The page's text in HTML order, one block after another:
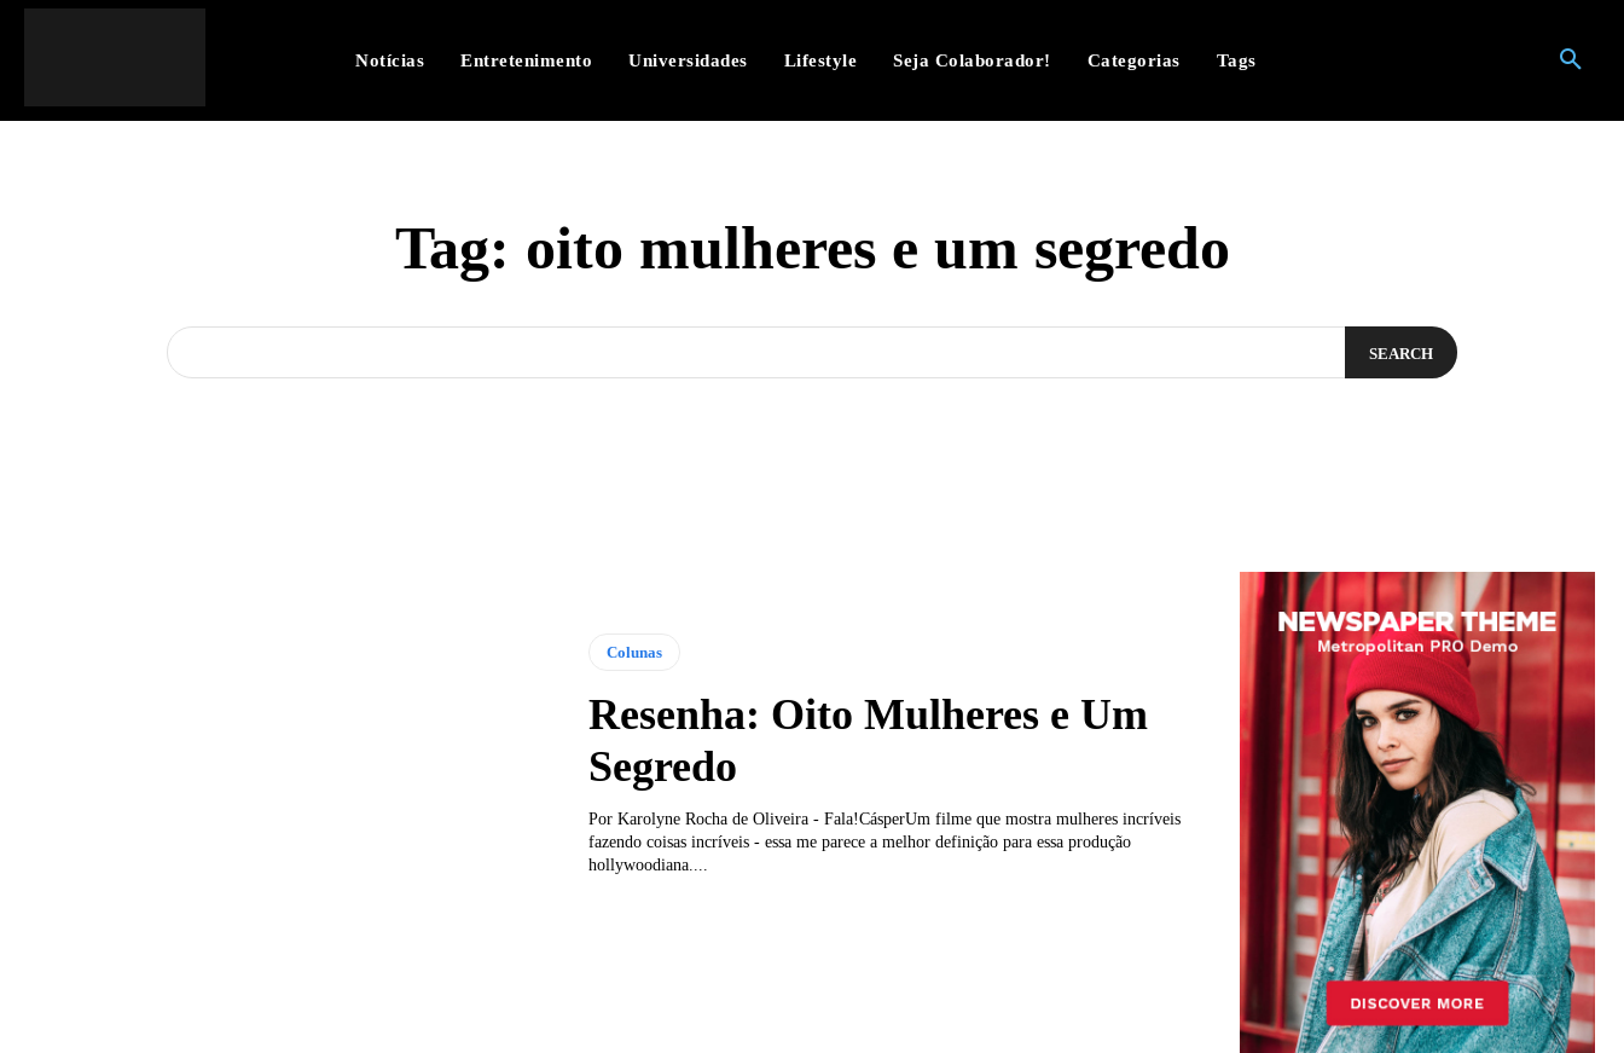
Notícias Entretenimento Universidades Lifestyle Seja Colaborador! Categorias Tags
Tag: oito mulheres e um segredo
SEARCH
Colunas
Resenha: Oito Mulheres e Um
Segredo
Por Karolyne Rocha de Oliveira - Fala!CásperUm filme que mostra mulheres incríveis
fazendo coisas incríveis - essa me parece a melhor definição para essa produção
hollywoodiana....